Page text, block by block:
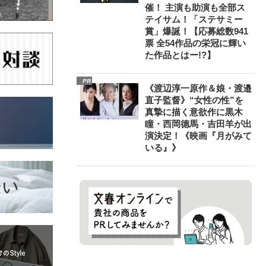
催！ 主演も助演も全部ス
テイサム！「ステサミー
賞」爆誕！【応募総数941
票 全54作品の栄冠に輝い
た作品とはー!?】
PR
《渡辺淳一原作＆娘・渡邉
直子監督》“女性の性”を
真摯に描く意欲作に黒木
瞳・西岡德馬・吉田羊が出
演決定！《映画『月がみて
いる』》